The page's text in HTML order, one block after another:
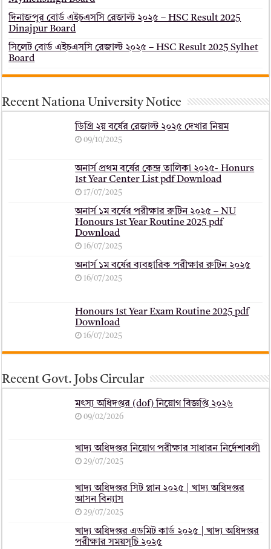
দিনাজপুর বোর্ড এইচএসসি রেজাল্ট ২০২৫ – HSC Result 2025
Dinajpur Board
সিলেট বোর্ড এইচএসসি রেজাল্ট ২০২৫ – HSC Result 2025 Sylhet
Board
Recent Nationa University Notice
ডিগ্রি ২য় বর্ষের রেজাল্ট ২০২৫ দেখার নিয়ম
09/10/2025
অনার্স প্রথম বর্ষের কেন্দ্র তালিকা ২০২৫- Honurs
1st Year Center List pdf Download
17/07/2025
অনার্স ১ম বর্ষের পরীক্ষার রুটিন ২০২৫ – NU
Honours 1st Year Routine 2025 pdf
Download
16/07/2025
অনার্স ১ম বর্ষের ব্যবহারিক পরীক্ষার ‍রুটিন ২০২৫
16/07/2025
Honours 1st Year Exam Routine 2025 pdf
Download
16/07/2025
Recent Govt. Jobs Circular
মৎস্য অধিদপ্তর (dof) নিয়োগ বিজ্ঞপ্তি ২০২৬
09/02/2026
খাদ্য অধিদপ্তর নিয়োগ পরীক্ষার সাধারন নির্দেশাবলী
29/07/2025
খাদ্য অধিদপ্তর সিট প্লান ২০২৫ | খাদ্য অধিদপ্তর
আসন বিন্যাস
29/07/2025
খাদ্য অধিদপ্তর এডমিট কার্ড ২০২৫ | খাদ্য অধিদপ্তর
পরীক্ষার সময়সূচি ২০২৫